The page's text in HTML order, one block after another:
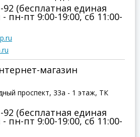
92 (бесплатная единая
пн-пт 9:00-19:00, сб 11:00-
магазин
проспект, 33а - 1 этаж, ТК
92 (бесплатная единая
пн-пт 9:00-19:00, сб 11:00-